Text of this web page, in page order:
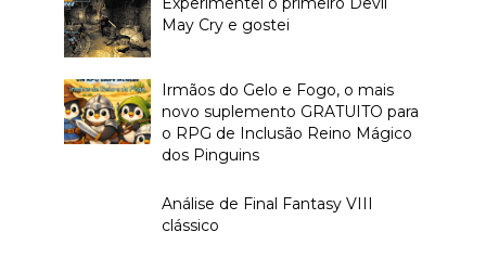
May Cry e gostei
Irmãos do Gelo e Fogo, o mais
novo suplemento GRATUITO para
o RPG de Inclusão Reino Mágico
dos Pinguins
Análise de Final Fantasy VIII
clássico